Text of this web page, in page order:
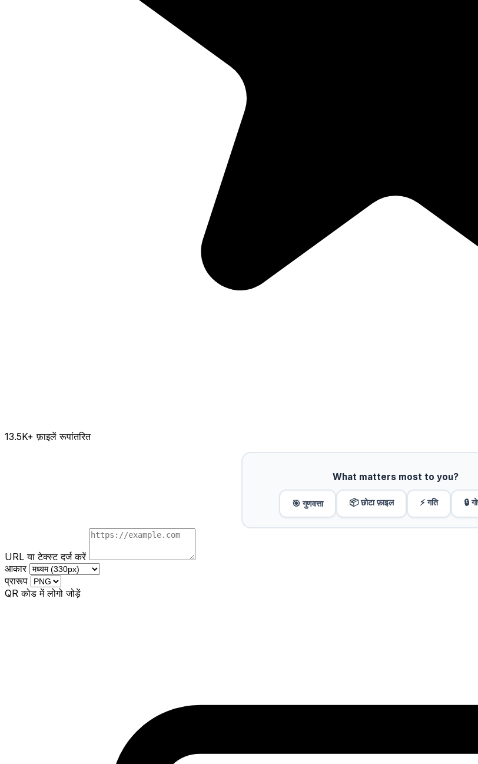
13.5K+ फ़ाइलें रूपांतरित
What matters most to you?
🎯 गुणवत्ता 📦 छोटा फ़ाइल ⚡ गति 🔒
URL या टेक्स्ट दर्ज करें
आकार
प्रारूप
QR कोड में लोगो जोड़ें